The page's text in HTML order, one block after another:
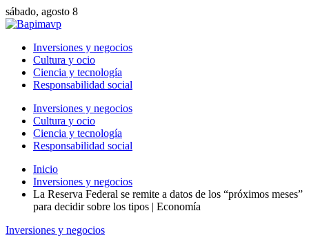
sábado, agosto 8
Inversiones y negocios
Cultura y ocio
Ciencia y tecnología
Responsabilidad social
Inversiones y negocios
Cultura y ocio
Ciencia y tecnología
Responsabilidad social
Inicio
Inversiones y negocios
La Reserva Federal se remite a datos de los “próximos meses”
para decidir sobre los tipos | Economía
Inversiones y negocios